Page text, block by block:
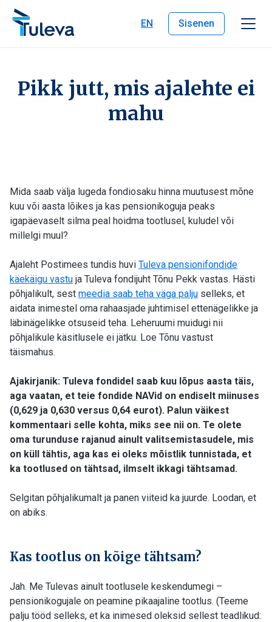
Liigu edasi sisu juurde
EN
Sisenen
Pikk jutt, mis ajalehte ei
mahu
Mida saab välja lugeda fondiosaku hinna muutusest mõne
kuu või aasta lõikes ja kas pensionikoguja peaks
igapäevaselt silma peal hoidma tootlusel, kuludel või
millelgi muul?
Ajaleht Postimees tundis huvi Tuleva pensionifondide
käekäigu vastu ja Tuleva fondijuht Tõnu Pekk vastas. Hästi
põhjalikult, sest meedia saab teha väga palju selleks, et
aidata inimestel oma rahaasjade juhtimisel ettenägelikke ja
läbinägelikke otsuseid teha. Leheruumi muidugi nii
põhjalikule käsitlusele ei jätku. Loe Tõnu vastust
täismahus.
Ajakirjanik: Tuleva fondidel saab kuu lõpus aasta täis,
aga vaatan, et teie fondide NAVid on endiselt miinuses
(0,629 ja 0,630 versus 0,64 eurot). Palun väikest
kommentaari selle kohta, miks see nii on. Te olete
oma turunduse rajanud ainult valitsemistasudele, mis
on küll tähtis, aga kas ei oleks mõistlik tunnistada, et
ka tootlused on tähtsad, ilmselt ikkagi tähtsamad.
Selgitan põhjalikumalt ja panen viiteid ka juurde. Loodan, et
on abiks.
Kas tootlus on kõige tähtsam?
Jah. Me Tulevas ainult tootlusele keskendumegi –
pensionikogujale on peamine pikaajaline tootlus. (Teeme
palju tööd selleks, et ka inimesed oleksid sellest teadlikud: